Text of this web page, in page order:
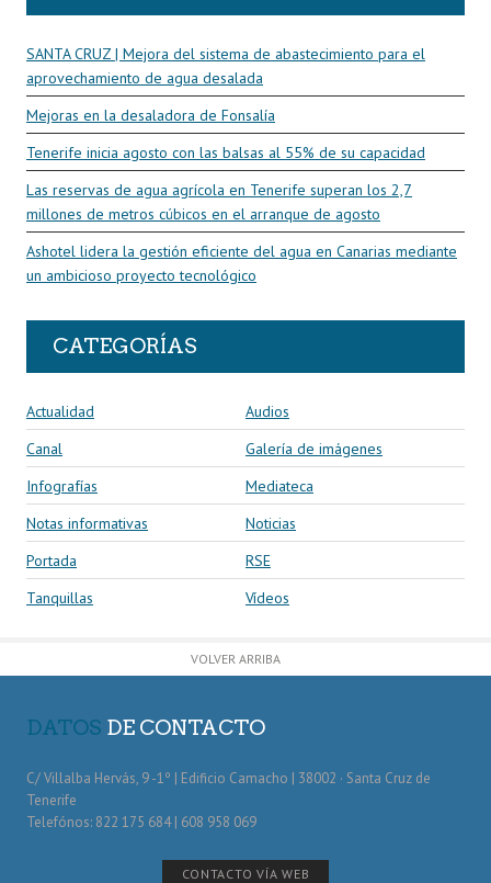
SANTA CRUZ | Mejora del sistema de abastecimiento para el
aprovechamiento de agua desalada
Mejoras en la desaladora de Fonsalía
Tenerife inicia agosto con las balsas al 55% de su capacidad
Las reservas de agua agrícola en Tenerife superan los 2,7
millones de metros cúbicos en el arranque de agosto
Ashotel lidera la gestión eficiente del agua en Canarias mediante
un ambicioso proyecto tecnológico
CATEGORÍAS
Actualidad
Audios
Canal
Galería de imágenes
Infografías
Mediateca
Notas informativas
Noticias
Portada
RSE
Tanquillas
Vídeos
VOLVER ARRIBA
DATOS DE CONTACTO
C/ Villalba Hervás, 9 -1º | Edificio Camacho | 38002 · Santa Cruz de
Tenerife
Telefónos: 822 175 684 | 608 958 069
CONTACTO VÍA WEB